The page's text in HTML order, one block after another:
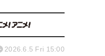
2026.6.5 Fri 15:00